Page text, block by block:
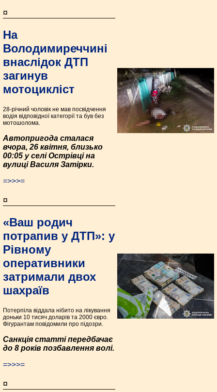
¤
На
Володимиреччині
внаслідок ДТП
загинув
мотоцикліст
28-річний чоловік не мав посвідчення
водія відповідної категорії та був без
мотошолома.
Автопригода сталася
вчора, 26 квітня, близько
00:05 у селі Острівці на
вулиці Василя Затірки.
=>>>=
¤
«Ваш родич
потрапив у ДТП»: у
Рівному
оперативники
затримали двох
шахраїв
Потерпіла віддала нібито на лікування
доньки 10 тисяч доларів та 2000 євро.
Фігурантам повідомили про підозри.
Санкція статті передбачає
до 8 років позбавлення волі.
=>>>=
¤